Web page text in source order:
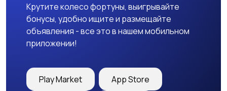
Крутите колесо фортуны, выигрывайте
бонусы, удобно ищите и размещайте
объявления - все это в нашем мобильном
приложении!
Play Market App Store